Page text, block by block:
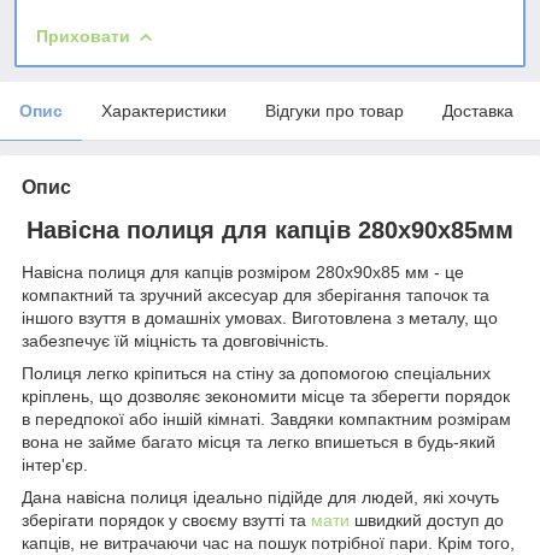
Приховати
Опис Характеристики Відгуки про товар Доставка
Опис
Навісна полиця для капців 280х90х85мм
Навісна полиця для капців розміром 280х90х85 мм - це
компактний та зручний аксесуар для зберігання тапочок та
іншого взуття в домашніх умовах. Виготовлена з металу, що
забезпечує їй міцність та довговічність.
Полиця легко кріпиться на стіну за допомогою спеціальних
кріплень, що дозволяє зекономити місце та зберегти порядок
в передпокої або іншій кімнаті. Завдяки компактним розмірам
вона не займе багато місця та легко впишеться в будь-який
інтер'єр.
Дана навісна полиця ідеально підійде для людей, які хочуть
зберігати порядок у своєму взутті та мати швидкий доступ до
капців, не витрачаючи час на пошук потрібної пари. Крім того,